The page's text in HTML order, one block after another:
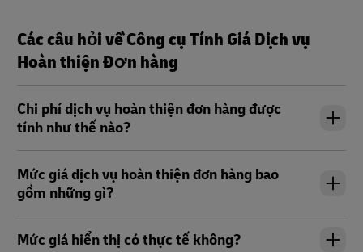
Các câu hỏi về Công cụ Tính Giá Dịch vụ
Hoàn thiện Đơn hàng
Chi phí dịch vụ hoàn thiện đơn hàng được
tính như thế nào?
Mức giá dịch vụ hoàn thiện đơn hàng bao
gồm những gì?
Mức giá hiển thị có thực tế không?